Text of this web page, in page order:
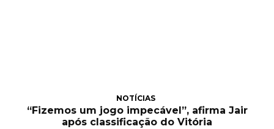
NOTÍCIAS
“Fizemos um jogo impecável”, afirma Jair
após classificação do Vitória